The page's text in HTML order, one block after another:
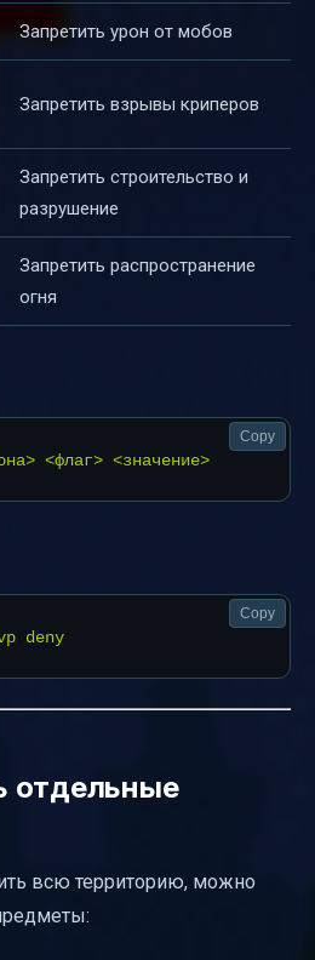
Запретить урон от мобов
Запретить взрывы криперов
Запретить строительство и
разрушение
Запретить распространение
огня
Copy
Copy
отдельные
всю территорию, можно